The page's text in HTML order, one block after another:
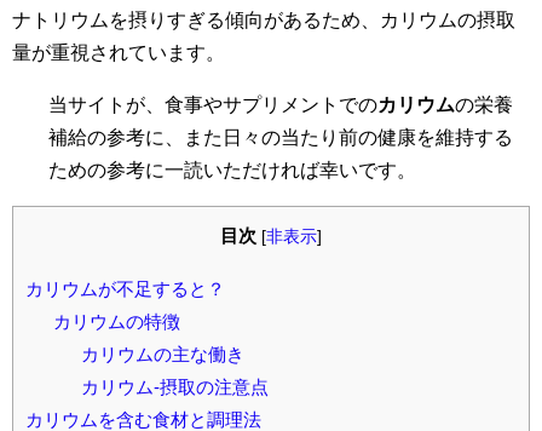
ナトリウムを摂りすぎる傾向があるため、カリウムの摂取
量が重視されています。
当サイトが、食事やサプリメントでのカリウムの栄養
補給の参考に、また日々の当たり前の健康を維持する
ための参考に一読いただければ幸いです。
目次 [非表示]
カリウムが不足すると？
カリウムの特徴
カリウムの主な働き
カリウム-摂取の注意点
カリウムを含む食材と調理法